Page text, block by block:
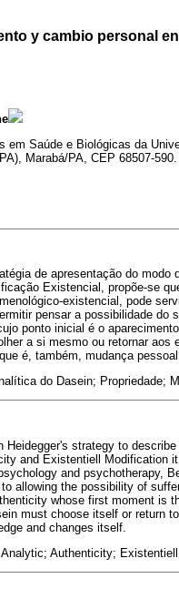
y cambio personal
em Saúde e Biológicas da
Marabá/PA, CEP 68507-
de apresentação do
Existencial, propõe-se
existencial, pode
pensar a possibilidade do
ponto inicial é o
a si mesmo ou retornar
é, também, mudança pessoal.
do Dasein; Propriedade;
Heidegger's strategy to
and Existentiell Modification
and psychotherapy,
allowing the possibility of
whose first moment is
must choose itself or return
and changes itself.
Analytic; Authenticity;